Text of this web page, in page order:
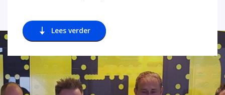
Lees verder